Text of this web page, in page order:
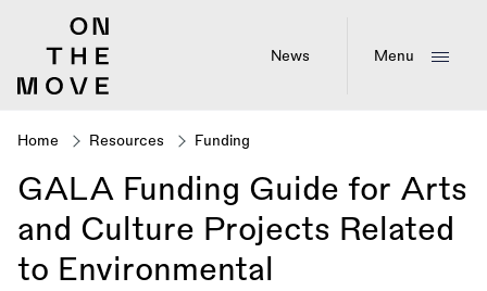
News Menu
Breadcrumb
Home Resources Funding
GALA Funding Guide for Arts
and Culture Projects Related
to Environmental